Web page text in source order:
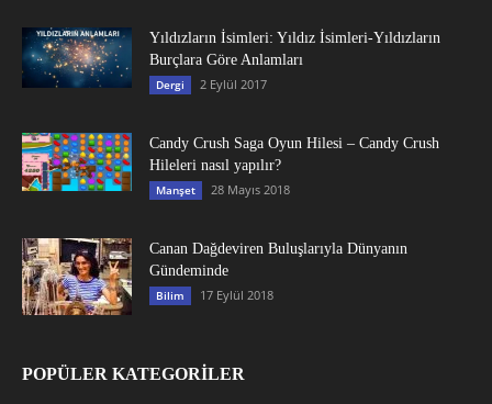
Yıldızların İsimleri: Yıldız İsimleri-Yıldızların
Burçlara Göre Anlamları
Dergi 2 Eylül 2017
Candy Crush Saga Oyun Hilesi – Candy Crush
Hileleri nasıl yapılır?
Manşet 28 Mayıs 2018
Canan Dağdeviren Buluşlarıyla Dünyanın
Gündeminde
Bilim 17 Eylül 2018
POPÜLER KATEGORİLER